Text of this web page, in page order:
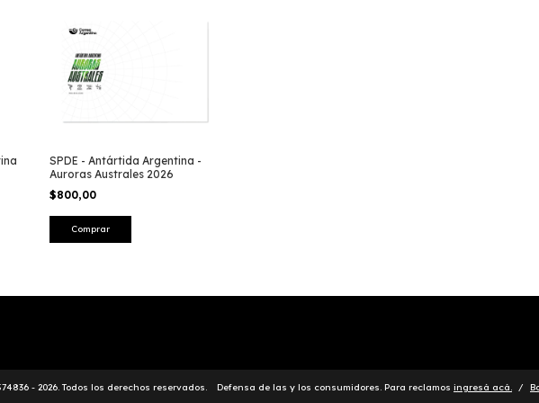
SPDE - Antártida Argentina -
Auroras Australes 2026
$800,00
Comprar
- 2026. Todos los derechos reservados. Defensa de las y los consumidores. Para reclamos ingresá acá. /